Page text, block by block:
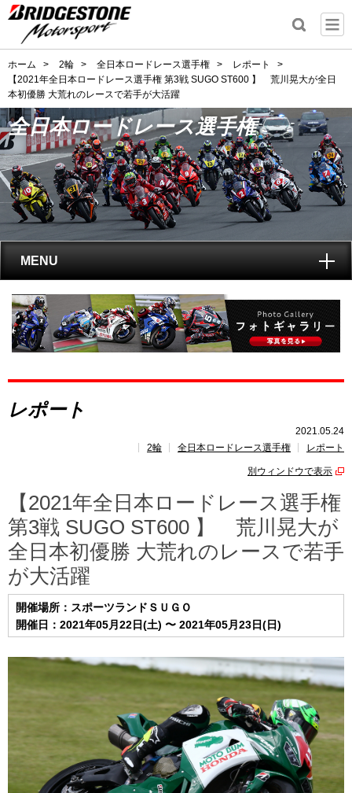
ホーム > 2輪 > 全日本ロードレース選手権 > レポート
>
【2021年全日本ロードレース選手権 第3戦 SUGO ST600 】 荒川晃大が全日
本初優勝 大荒れのレースで若手が大活躍
全日本ロードレース選手権
MENU
トップ
全日本ロードレース選手権とは?
レポート
速報
ポイント ランキング
レポート
2021.05.24
2輪
全日本ロードレース選手権 レポート
別ウィンドウで表示
【2021年全日本ロードレース選手権
第3戦 SUGO ST600 】 荒川晃大が
全日本初優勝 大荒れのレースで若手
が大活躍
開催場所：スポーツランドＳＵＧＯ
開催日：2021年05月22日(土) 〜 2021年05月23日(日)